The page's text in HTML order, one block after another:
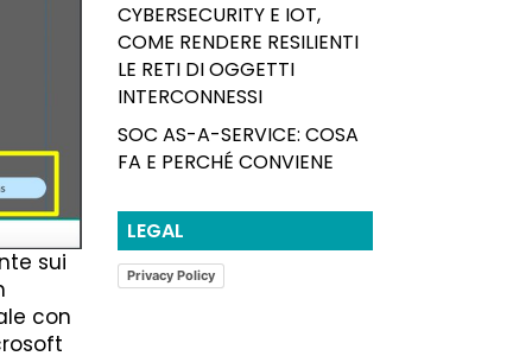
sui
con
CYBERSECURITY E IOT,
COME RENDERE RESILIENTI
LE RETI DI OGGETTI
INTERCONNESSI
SOC AS-A-SERVICE: COSA
FA E PERCHÉ CONVIENE
LEGAL
Privacy Policy